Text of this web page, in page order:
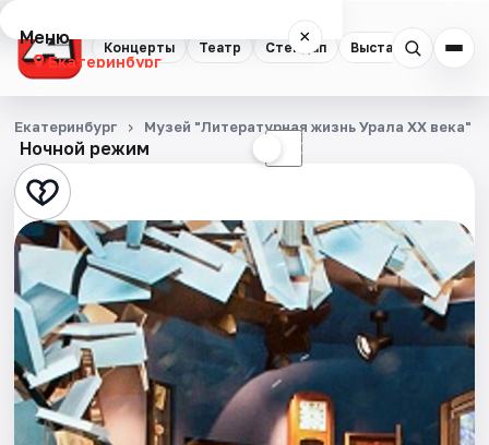
Концерты Театр Стендап Выставки
Меню ×
Екатеринбург
Концерты
Театр
Стендап
Выставки
Квесты
Экскурсии
Спорт
Ночной режим ☾
Екатеринбург Музей "Литературная жизнь Урала XX века"